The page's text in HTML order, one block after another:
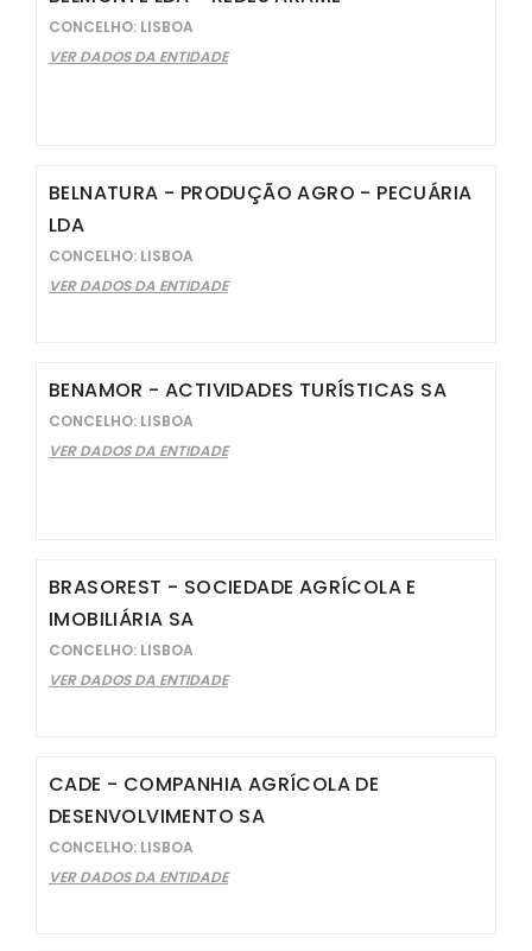
CONCELHO: LISBOA
VER DADOS DA ENTIDADE
BELNATURA - PRODUÇÃO AGRO - PECUÁRIA
LDA
CONCELHO: LISBOA
VER DADOS DA ENTIDADE
BENAMOR - ACTIVIDADES TURÍSTICAS SA
CONCELHO: LISBOA
VER DADOS DA ENTIDADE
BRASOREST - SOCIEDADE AGRÍCOLA E
IMOBILIÁRIA SA
CONCELHO: LISBOA
VER DADOS DA ENTIDADE
CADE - COMPANHIA AGRÍCOLA DE
DESENVOLVIMENTO SA
CONCELHO: LISBOA
VER DADOS DA ENTIDADE